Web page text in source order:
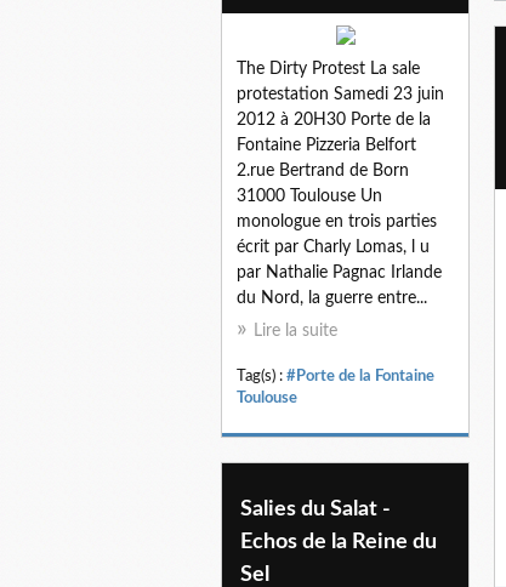
The Dirty Protest La sale
protestation Samedi 23 juin
2012 à 20H30 Porte de la
Fontaine Pizzeria Belfort
2.rue Bertrand de Born
31000 Toulouse Un
monologue en trois parties
écrit par Charly Lomas, l u
par Nathalie Pagnac Irlande
du Nord, la guerre entre...
Lire la suite
Tag(s) : #Porte de la Fontaine
Toulouse
Salies du Salat -
Echos de la Reine du
Sel